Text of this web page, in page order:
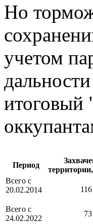
Но
учетом
итоговый
Период
Всего с
20.02.2014
Всего с
24.02.2022